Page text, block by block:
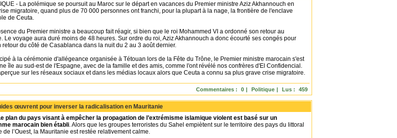
- La polémique se poursuit au Maroc sur le départ en vacances du Premier ministre Aziz Akhannouch en
migratoire, quand plus de 70 000 personnes ont franchi, pour la plupart à la nage, la frontière de l'enclave
de Ceuta.
du Premier ministre a beaucoup fait réagir, si bien que le roi Mohammed VI a ordonné son retour au
Le voyage aura duré moins de 48 heures. Sur ordre du roi, Aziz Akhannouch a donc écourté ses congés pour
retour du côté de Casablanca dans la nuit du 2 au 3 août dernier.
à la cérémonie d'allégeance organisée à Tétouan lors de la Fête du Trône, le Premier ministre marocain s'est
île au sud-est de l'Espagne, avec de la famille et des amis, comme l'ont révélé nos confrères d'El Confidencial.
sur les réseaux sociaux et dans les médias locaux alors que Ceuta a connu sa plus grave crise migratoire.
Lus : 459
Politique |
Commentaires : 0 |
œuvrent pour inverser la radicalisation en Mauritanie
plan du pays visant à empêcher la propagation de l’extrémisme islamique violent est basé sur un
marocain bien établi. Alors que les groupes terroristes du Sahel empiètent sur le territoire des pays du littoral
de l’Ouest, la Mauritanie est restée relativement calme.